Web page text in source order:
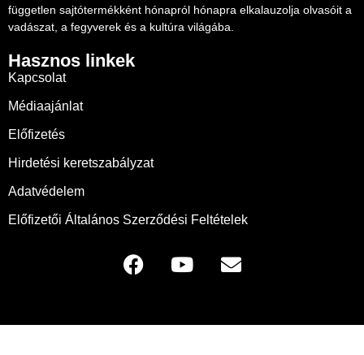
független sajtótermékként hónapról hónapra elkalauzolja olvasóit a
vadászat, a fegyverek és a kultúra világába.
Hasznos linkek
Kapcsolat
Médiaajánlat
Előfizetés
Hirdetési keretszabályzat
Adatvédelem
Előfizetői Általános Szerződési Feltételek